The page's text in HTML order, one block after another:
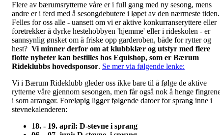
Flere av bærumsrytterne våre er i full gang med ny sesong, mens
andre er i ferd med å sesongdebutere i løpet av den nærmeste tiden.
Felles for oss alle - uansett om vi er aktive konkurranseryttere eller
foretrekker å dyrke hestehobbyen 'hjemme' eller i rideskolen - er
sannsynlig ønsket om å friske opp garderoben, både for rytter og
hest? Vi minner derfor om at klubbklær og utstyr med flere
flotte nyheter kan bestilles hos Equishop, som er Bærum
Rideklubbs hovedsponsor. Se mer via følgende lenke:
Vi i Bærum Rideklubb gleder oss ikke bare til å følge de aktive
rytterne våre gjennom sesongen, men får også nok å henge
i som arrangør. Foreløpig ligger følgende datoer for sprang inne i
stevnekalenderen:
18. - 19. april: D-stevne i sprang